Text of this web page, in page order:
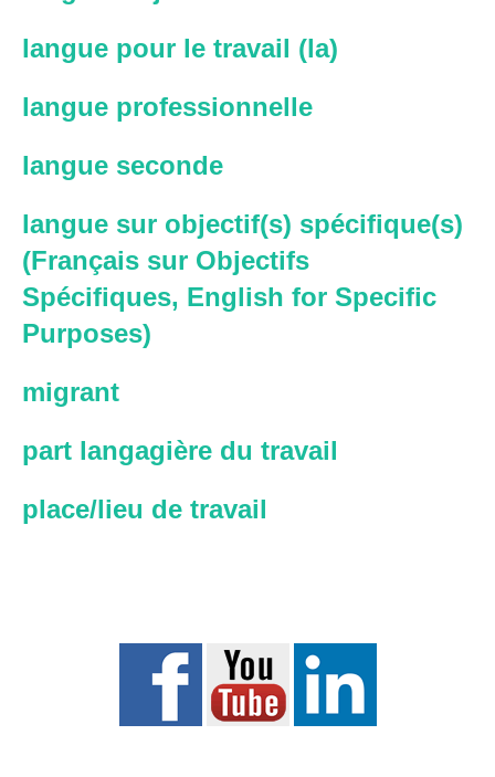
langue pour le travail (la)
langue professionnelle
langue seconde
langue sur objectif(s) spécifique(s)
(Français sur Objectifs
Spécifiques, English for Specific
Purposes)
migrant
part langagière du travail
place/lieu de travail